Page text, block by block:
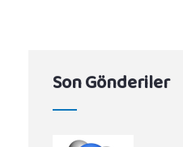
Son Gönderiler